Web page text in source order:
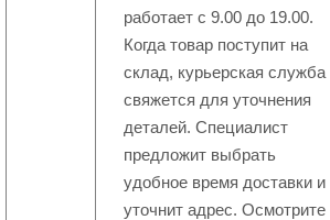
работает с 9.00 до 19.00.
Когда товар поступит на
склад, курьерская служба
свяжется для уточнения
деталей. Специалист
предложит выбрать
удобное время доставки и
уточнит адрес. Осмотрите